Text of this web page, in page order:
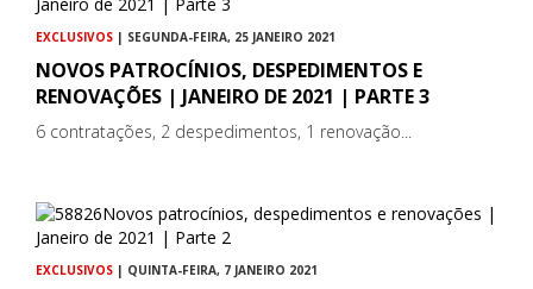
EXCLUSIVOS | SEGUNDA-FEIRA, 25 JANEIRO 2021
NOVOS PATROCÍNIOS, DESPEDIMENTOS E
RENOVAÇÕES | JANEIRO DE 2021 | PARTE 3
6 contratações, 2 despedimentos, 1 renovação...
EXCLUSIVOS | QUINTA-FEIRA, 7 JANEIRO 2021